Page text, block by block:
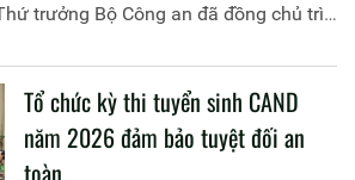
trưởng Bộ Công an đã đồng chủ trì
giáo dục và đào tạo của lực lượng
Tổ chức kỳ thi tuyển sinh CAND
năm 2026 đảm bảo tuyệt đối an
toàn